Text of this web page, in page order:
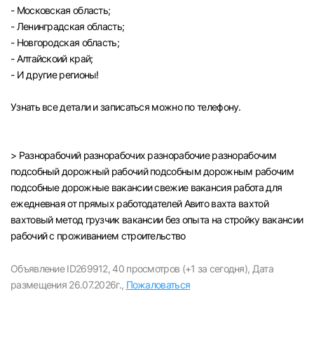
- Московская область;
- Ленинградская область;
- Новгородская область;
- Алтайскоий край;
- И другие регионы!
Узнать все детали и записаться можно по телефону.
> Разнорабочий разнорабочих разнорабочие разнорабочим
подсобный дорожный рабочий подсобным дорожным рабочим
подсобные дорожные вакансии свежие вакансия работа для
ежедневная от прямых работодателей Авито вахта вахтой
вахтовый метод грузчик вакансии без опыта на стройку вакансии
рабочий с проживанием строительство
Объявление ID269912, 40 просмотров (+1 за сегодня), Дата
размещения 26.07.2026г., Пожаловаться